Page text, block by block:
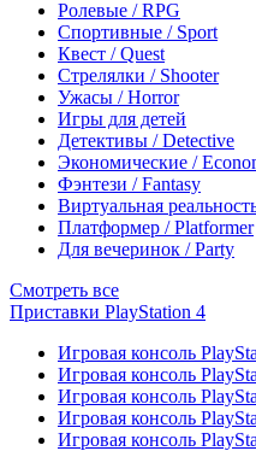
Ролевые / RPG
Спортивные / Sport
Квест / Quest
Стрелялки / Shooter
Ужасы / Horror
Игры для детей
Детективы / Detective
Экономические /
Фэнтези / Fantasy
Виртуальная
Платформер / Platformer
Для вечеринок / Party
Смотреть все
Приставки PlayStation 4
Игровая консоль
Игровая консоль
Игровая консоль
Игровая консоль
Игровая консоль